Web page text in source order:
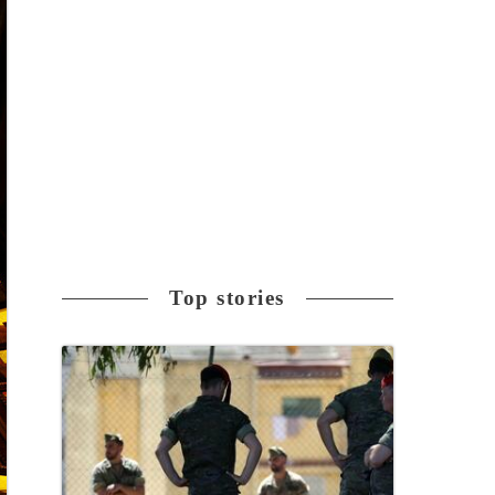
Top stories